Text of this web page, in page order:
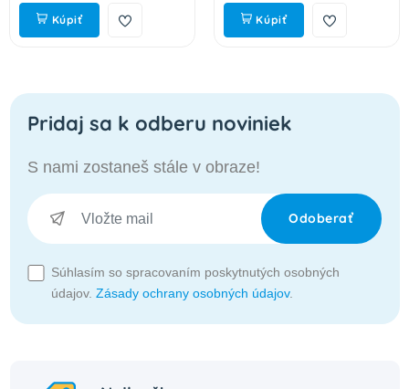
Kúpiť Kúpiť
Pridaj sa k odberu noviniek
S nami zostaneš stále v obraze!
Odoberať
Súhlasím so spracovaním poskytnutých osobných
údajov. Zásady ochrany osobných údajov.